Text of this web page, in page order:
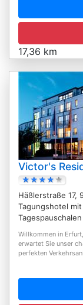
17,36 km
Victor's
Häßlerstraße 17,
Tagungshotel
Willkommen in
erwartet Sie unser
perfekten